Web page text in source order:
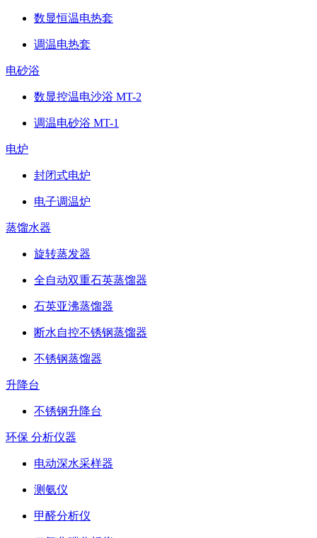
数显恒温电热套
调温电热套
电砂浴
数显控温电沙浴 MT-2
调温电砂浴 MT-1
电炉
封闭式电炉
电子调温炉
蒸馏水器
旋转蒸发器
全自动双重石英蒸馏器
石英亚沸蒸馏器
断水自控不锈钢蒸馏器
不锈钢蒸馏器
升降台
不锈钢升降台
环保 分析仪器
电动深水采样器
测氨仪
甲醛分析仪